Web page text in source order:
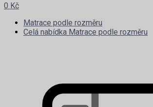
0 Kč
Matrace podle rozměru
Celá nabídka Matrace podle rozměru